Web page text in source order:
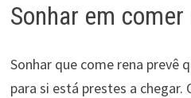
Sonhar em comer
Sonhar que come rena prevê
para si está prestes a chegar.